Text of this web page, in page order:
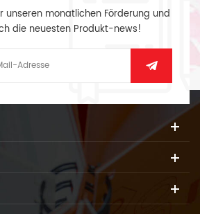
unseren monatlichen Förderung und
die neuesten Produkt-news!